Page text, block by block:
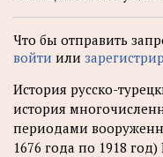
Что бы отправить
войти или
История русско-
история
периодами
1676 года по 1918